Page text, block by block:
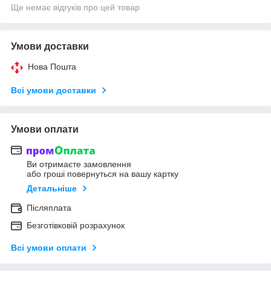
Ще немає відгуків про цей товар
Умови доставки
Нова Пошта
Всі умови доставки
Умови оплати
Ви отримаєте замовлення
або гроші повернуться на вашу картку
Детальніше
Післяплата
Безготівковій розрахунок
Всі умови оплати